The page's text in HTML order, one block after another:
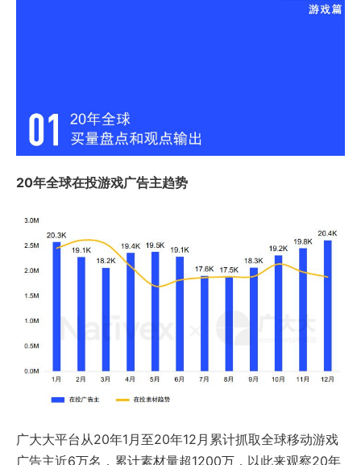
20年全球在投游戏广告主趋势
广大大平台从20年1月至20年12月累计抓取全球移动游戏
广告主近6万名，累计素材量超1200万，以此来观察20年